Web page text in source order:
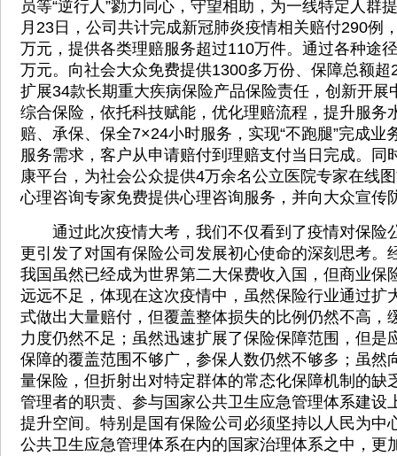
员等“逆行人”勠力同心，守望相助，为一线特定人群
月23日，公司共计完成新冠肺炎疫情相关赔付290例
万元，提供各类理赔服务超过110万件。通过各种途
万元。向社会大众免费提供1300多万份、保障总额
扩展34款长期重大疾病保险产品保险责任，创新开展
综合保险，依托科技赋能，优化理赔流程，提升服务
赔、承保、保全7×24小时服务，实现“不跑腿”完成业
服务需求，客户从申请赔付到理赔支付当日完成。同
康平台，为社会公众提供4万余名公立医院专家在线
心理咨询专家免费提供心理咨询服务，并向大众宣传
通过此次疫情大考，我们不仅看到了疫情对保险
更引发了对国有保险公司发展初心使命的深刻思考。
我国虽然已经成为世界第二大保费收入国，但商业保
远远不足，体现在这次疫情中，虽然保险行业通过扩
式做出大量赔付，但覆盖整体损失的比例仍然不高，
力度仍然不足；虽然迅速扩展了保险保障范围，但是
保障的覆盖范围不够广，参保人数仍然不够多；虽然
量保险，但折射出对特定群体的常态化保障机制的缺
管理者的职责、参与国家公共卫生应急管理体系建设
提升空间。特别是国有保险公司必须坚持以人民为中
公共卫生应急管理体系在内的国家治理体系之中，更